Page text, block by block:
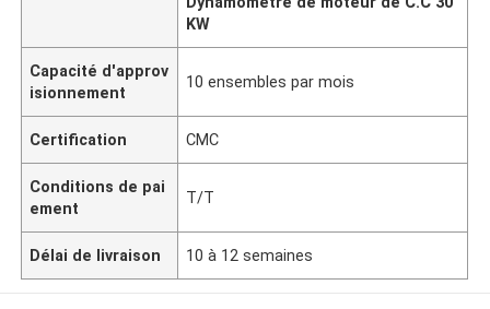
KW
Capacité d'approv
isionnement
10 ensembles par mois
Certification CMC
Conditions de pai
ement
T/T
Délai de livraison 10 à 12 semaines